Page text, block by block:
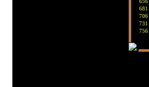
681
706
731
756